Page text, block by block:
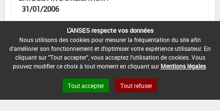
31/01/2006
[17303210] Rosier*Trt Part.Aer.*Rouille(s)
D'APPLICATION
RÉCOLTE
L'ANSES respecte vos données
Nous utilisons des cookies pour mesurer la fréquentation du site afin
d'améliorer son fonctionnement et d'optimiser votre expérience utilisateur. En
cliquant sur "Tout accepter", vous acceptez l'utilisation de cookies. Vous
pouvez modifier ce choix à tout moment en cliquant sur Mentions légales
Tout accepter Tout refuser